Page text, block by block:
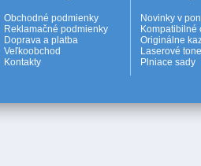
Obchodné podmienky
Reklamačné podmienky
Doprava a platba
Veľkoobchod
Kontakty
Novinky v
Kompatibilné
Originálne
Laserové
Plniace sady